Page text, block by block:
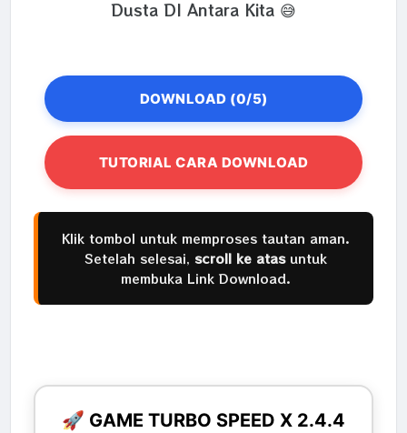
Dusta DI Antara Kita 😅
DOWNLOAD (0/5)
TUTORIAL CARA DOWNLOAD
Klik tombol untuk memproses tautan aman.
Setelah selesai, scroll ke atasuntuk
membuka Link Download.
🚀 GAME TURBO SPEED X 2.4.4